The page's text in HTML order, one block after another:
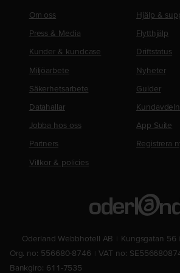
Om oss
Press & Media
Kunder & kundcase
Miljöarbete
Säkerhetsarbete
Datahallar
Jobba hos oss
Partners
Villkor & policies
Hjälp &
Flytthjälp
Driftstatus
Nyheter
Guider
App Suite
Registrera
Oderland Webbhotell AB Kungsgatan 56
Org. no: 556680-8746
VAT no:
Bankgiro: 611-7535